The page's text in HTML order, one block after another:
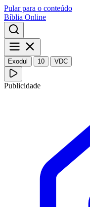
Pular para o conteúdo
Bíblia Online
Exodul 10 VDC
Publicidade